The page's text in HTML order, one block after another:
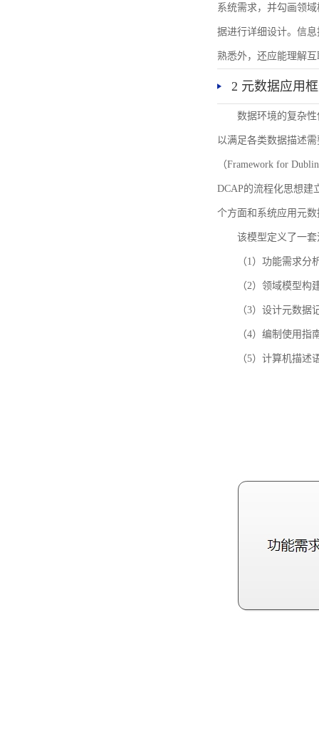
系统需求，并勾画领
据进行详细设计。信
熟悉外，还应能理解
2 元数据应用
数据环境的复杂
以满足各类数据描述
（Framework for
DCAP的流程化思想建
个方面和系统应用元
该模型定义了一
（1）功能需求
（2）领域模型
（3）设计元数据
（4）编制使用指
（5）计算机描述